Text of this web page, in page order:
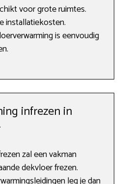
voor grote ruimtes.
installatiekosten.
is eenvoudig
infrezen in
zal een vakman
dekvloer frezen.